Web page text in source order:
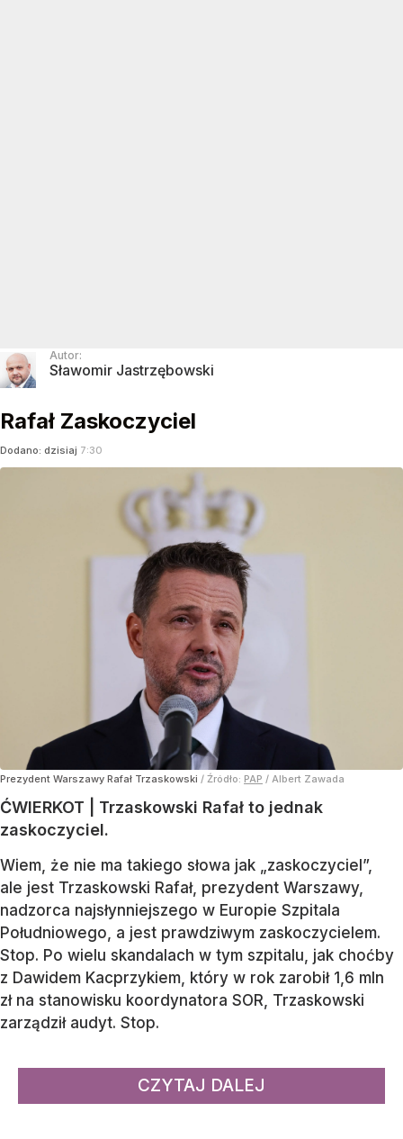
Autor:
Sławomir Jastrzębowski
Rafał Zaskoczyciel
Dodano: dzisiaj 7:30
Prezydent Warszawy Rafał Trzaskowski / Źródło: PAP / Albert Zawada
ĆWIERKOT | Trzaskowski Rafał to jednak
zaskoczyciel.
Wiem, że nie ma takiego słowa jak „zaskoczyciel”,
ale jest Trzaskowski Rafał, prezydent Warszawy,
nadzorca najsłynniejszego w Europie Szpitala
Południowego, a jest prawdziwym zaskoczycielem.
Stop. Po wielu skandalach w tym szpitalu, jak choćby
z Dawidem Kacprzykiem, który w rok zarobił 1,6 mln
zł na stanowisku koordynatora SOR, Trzaskowski
zarządził audyt. Stop.
CZYTAJ DALEJ